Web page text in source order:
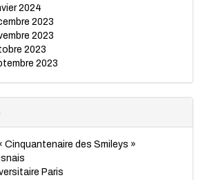
2024
2023
2023
2023
2023
2023
2023
2023
2022
Cinquantenaire des Smileys »
Paris